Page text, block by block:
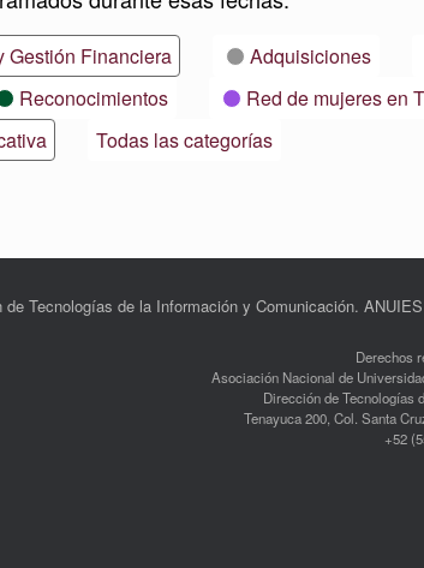
Gestión Financiera Adquisiciones
Reconocimientos Red de mujeres en
Todas las categorías
Tecnologías de la Información y Comunicación. ANUIES
Derechos
Asociación Nacional de
Dirección de Tecnologías
Tenayuca 200, Col. Santa
+52